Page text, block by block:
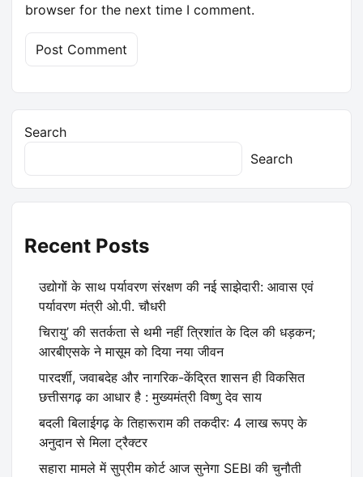
browser for the next time I comment.
Search
Search
Recent Posts
उद्योगों के साथ पर्यावरण संरक्षण की नई साझेदारी: आवास एवं
पर्यावरण मंत्री ओ.पी. चौधरी
चिरायु’ की सतर्कता से थमी नहीं त्रिशांत के दिल की धड़कन;
आरबीएसके ने मासूम को दिया नया जीवन
पारदर्शी, जवाबदेह और नागरिक-केंद्रित शासन ही विकसित
छत्तीसगढ़ का आधार है : मुख्यमंत्री विष्णु देव साय
बदली बिलाईगढ़ के तिहारूराम की तकदीर: 4 लाख रूपए के
अनुदान से मिला ट्रैक्टर
सहारा मामले में सुप्रीम कोर्ट आज सुनेगा SEBI की चुनौती